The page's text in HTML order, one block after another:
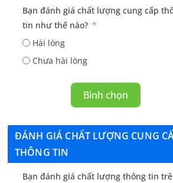
Bạn đánh giá chất lượng cung cấp
tin như thế nào?
Hài lòng
Chưa hài lòng
Bình chọn
ĐÁNH GIÁ CHẤT LƯỢNG CUNG
THÔNG TIN
Bạn đánh giá chất lượng thông tin